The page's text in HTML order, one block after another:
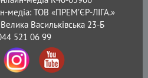
медіа: ТОВ «ПРЕМ’ЄР-ЛІГА.»
Васильківська 23-Б
521 06 99